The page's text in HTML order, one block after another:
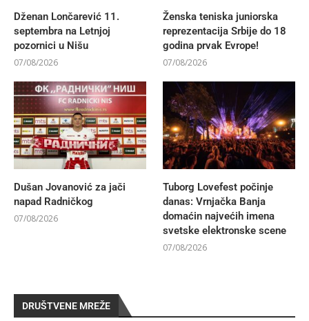
Dženan Lončarević 11.
septembra na Letnjoj
pozornici u Nišu
07/08/2026
Ženska teniska juniorska
reprezentacija Srbije do 18
godina prvak Evrope!
07/08/2026
Dušan Jovanović za jači
napad Radničkog
07/08/2026
Tuborg Lovefest počinje
danas: Vrnjačka Banja
domaćin najvećih imena
svetske elektronske scene
07/08/2026
DRUŠTVENE MREŽE